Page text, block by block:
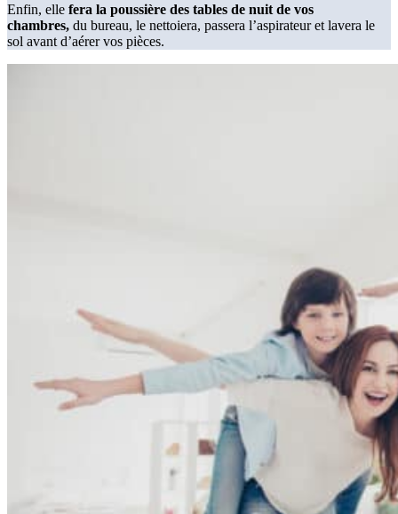
Enfin, elle fera la poussière des tables de nuit de vos
chambres, du bureau, le nettoiera, passera l’aspirateur et lavera le
sol avant d’aérer vos pièces.